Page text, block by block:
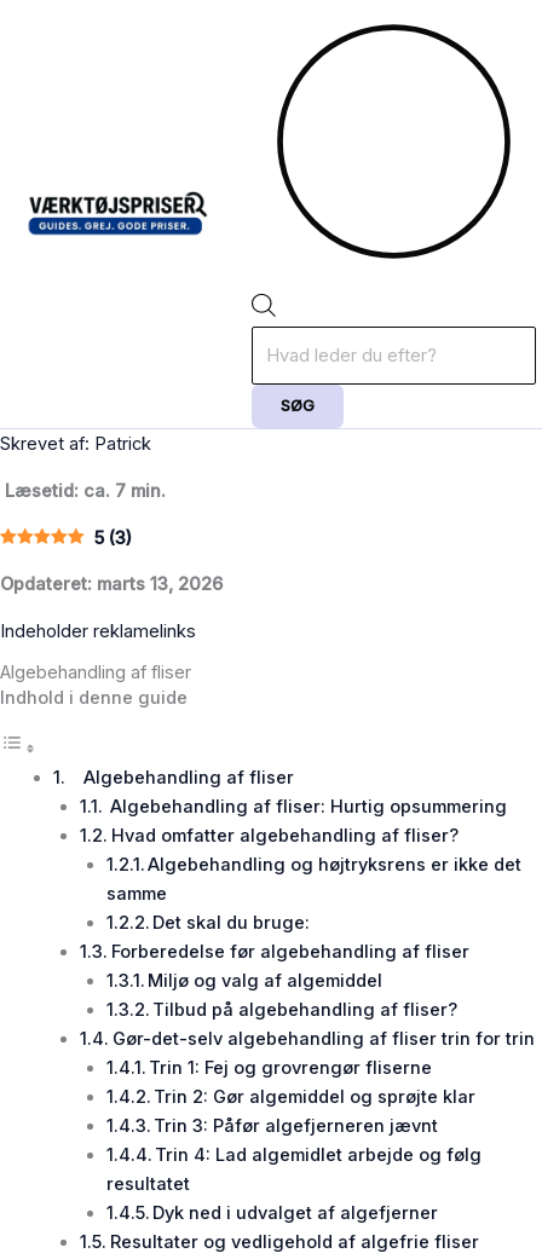
SØG
Skrevet af: Patrick
Læsetid: ca. 7 min.
5 (3)
Opdateret: marts 13, 2026
Indeholder reklamelinks
Algebehandling af fliser
Indhold i denne guide
Algebehandling af fliser
Algebehandling af fliser: Hurtig opsummering
Hvad omfatter algebehandling af fliser?
Algebehandling og højtryksrens er ikke det
samme
Det skal du bruge:
Forberedelse før algebehandling af fliser
Miljø og valg af algemiddel
Tilbud på algebehandling af fliser?
Gør-det-selv algebehandling af fliser trin for trin
Trin 1: Fej og grovrengør fliserne
Trin 2: Gør algemiddel og sprøjte klar
Trin 3: Påfør algefjerneren jævnt
Trin 4: Lad algemidlet arbejde og følg
resultatet
Dyk ned i udvalget af algefjerner
Resultater og vedligehold af algefrie fliser